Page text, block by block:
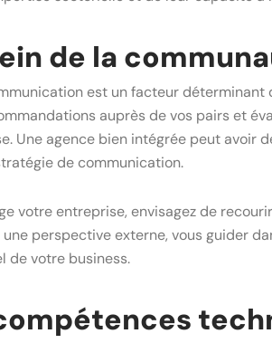
de la
est un facteur
auprès de vos pairs et
Une agence bien intégrée peut avoir
de communication.
votre entreprise, envisagez de
perspective externe, vous guider
de votre business.